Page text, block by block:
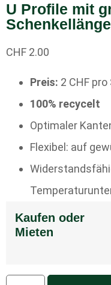
U Profile mit
CHF 2.00
Preis: 2 CHF
100% recycelt
Optimaler
Flexibel: auf
Kaufen oder
Mieten